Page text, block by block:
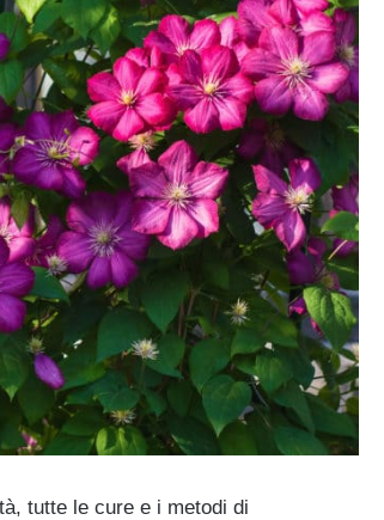
tutte le cure e i metodi di